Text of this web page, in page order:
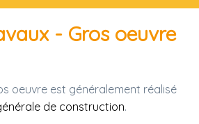
- Gros oeuvre
oeuvre est généralement réalisé
de construction.